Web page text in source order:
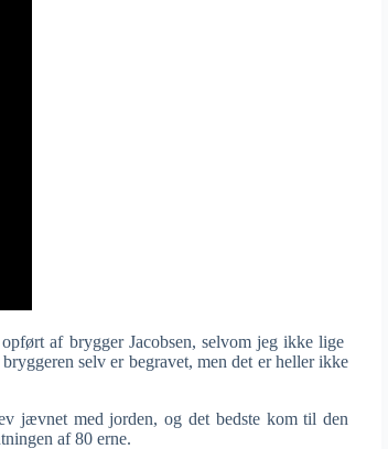
af brygger Jacobsen, selvom jeg ikke lige
selv er begravet, men det er heller ikke
jævnet med jorden, og det bedste kom til den
af 80 erne.